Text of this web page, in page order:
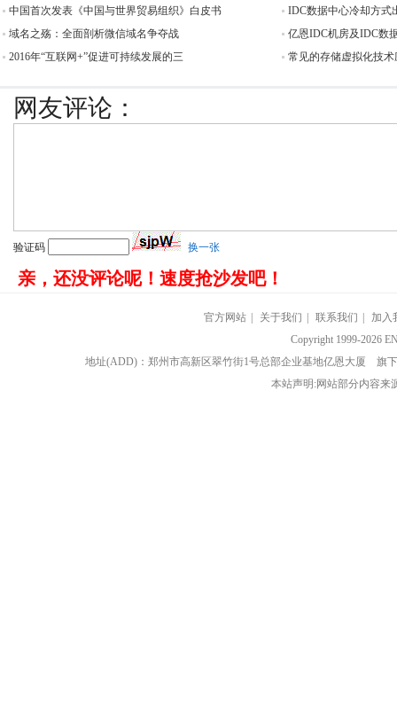
中国首次发表《中国与世界贸易组织》白皮书
域名之殇：全面剖析微信域名争夺战
2016年“互联网+”促进可持续发展的三
IDC数据中心冷却方式
亿恩IDC机房及IDC数
常见的存储虚拟化技
网友评论：
验证码 换一张
亲，还没评论呢！速度抢沙发吧！
官方网站 关于我们 联系我们
加入
Copyright 1999-2026
地址(ADD)：郑州市高新区翠竹街1号总部企业基地亿恩大厦 旗
本站声明:网站部分内容来